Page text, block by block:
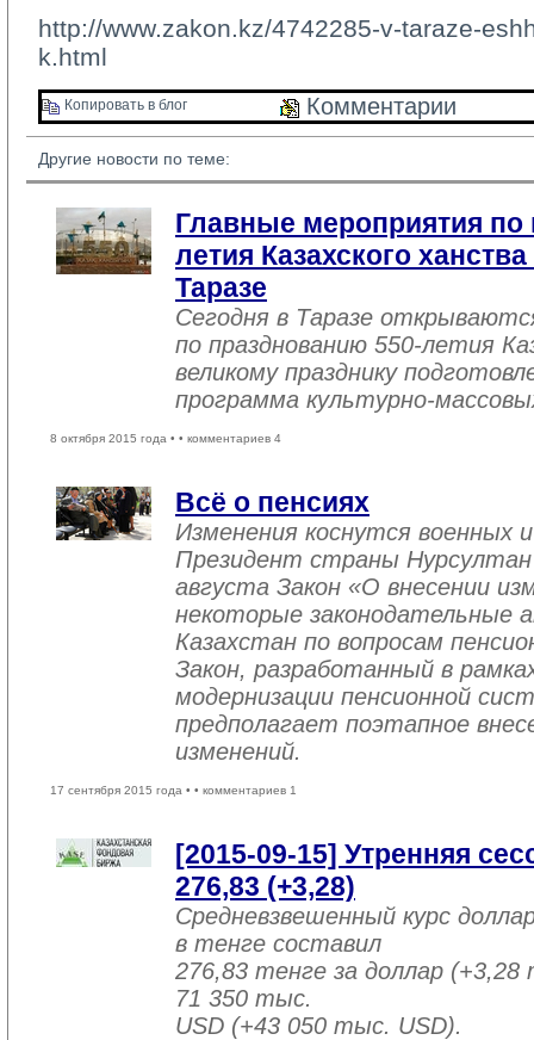
http://www.zakon.kz/4742285-v-taraze-
k.html
Копировать в блог Комментарии
Другие новости по теме:
Главные мероприятия
летия Казахского
Таразе
Сегодня в Таразе
по празднованию 550-летия
великому празднику
программа культурно-
8 октября 2015 года • • комментариев 4
Всё о пенсиях
Изменения коснутся военных
Президент страны Нурсултан
августа Закон «О внесении
некоторые законодательные
Казахстан по вопросам
Закон, разработанный в
модернизации пенсионной
предполагает поэтапное
изменений.
17 сентября 2015 года • • комментариев 1
[2015-09-15] Утренняя
276,83 (+3,28)
Средневзвешенный курс
в тенге составил
276,83 тенге за доллар
71 350 тыс.
USD (+43 050 тыс. USD).